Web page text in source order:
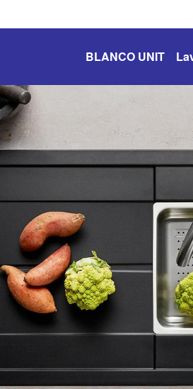
BLANCO UNIT